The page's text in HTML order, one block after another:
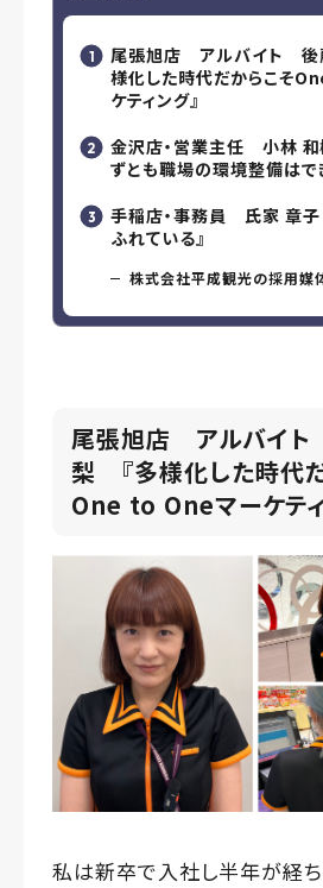
尾張旭店 アルバイト 後
様化した時代だからこそ
ケティング』
金沢店・営業主任 小林 和
ずとも職場の環境整備はで
手稲店・事務員 氏家 章子
ふれている』
株式会社平成観光の採用媒
尾張旭店 アルバイ
梨 『多様化した時代
One to Oneマーケテ
私は新卒で入社し半年が経ち